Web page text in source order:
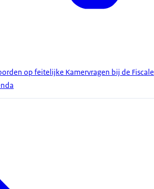
op feitelijke Kamervragen bij de Fiscale